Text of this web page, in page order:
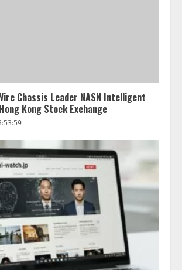
Chassis Leader NASN Intelligent
Kong Stock Exchange